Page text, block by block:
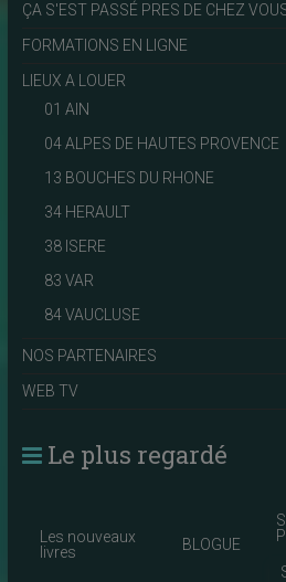
ÇA S'EST PASSÉ PRES DE CHEZ
FORMATIONS EN LIGNE
LIEUX A LOUER
01 AIN
04 ALPES DE HAUTES PROVENCE
13 BOUCHES DU RHONE
34 HERAULT
38 ISERE
83 VAR
84 VAUCLUSE
NOS PARTENAIRES
WEB TV
Le plus regardé
Les nouveaux
livres
BLOGUE